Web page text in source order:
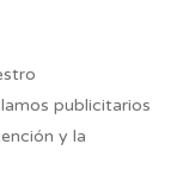
publicitarios
y la